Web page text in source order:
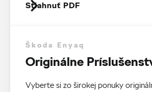
Stiahnuť PDF
Škoda Enyaq
Originálne
Vyberte si zo širokej ponuky